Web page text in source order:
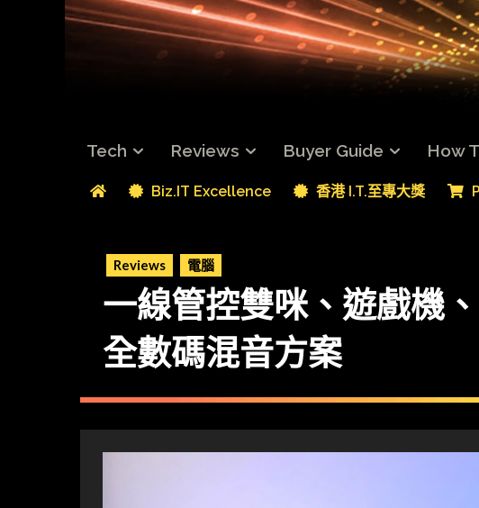
Tech Reviews Buyer Guide How
Biz.IT Excellence 香港 I.T.至專大獎
Reviews 電腦
一線管控雙咪、遊戲機
全數碼混音方案